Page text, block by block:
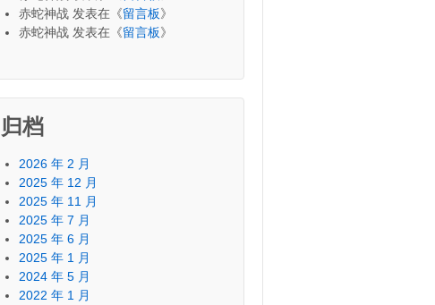
赤蛇神战 发表在《留言板》
赤蛇神战 发表在《留言板》
归档
2026 年 2 月
2025 年 12 月
2025 年 11 月
2025 年 7 月
2025 年 6 月
2025 年 1 月
2024 年 5 月
2022 年 1 月